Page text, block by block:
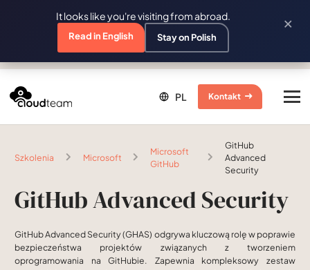
Kontakt
Szkolenia Microsoft
Microsoft
GitHub
GitHub
Advanced
Security
GitHub Advanced Security
GitHub Advanced Security (GHAS) odgrywa kluczową rolę w poprawie
bezpieczeństwa projektów związanych z tworzeniem
oprogramowania na GitHubie. Zapewnia kompleksowy zestaw
It looks like you're visiting from abroad.
Read in English Stay on Polish
×